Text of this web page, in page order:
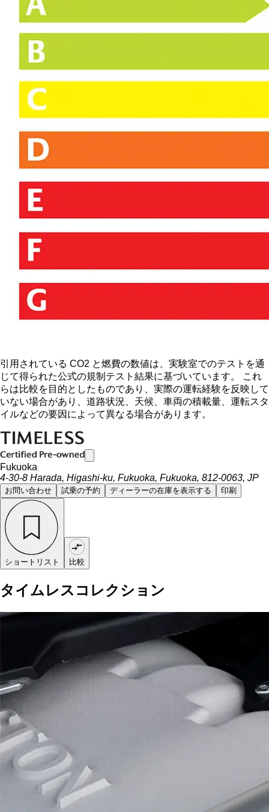
引用されている CO2 と燃費の数値は、実験室でのテストを通
じて得られた公式の規制テスト結果に基づいています。 これ
らは比較を目的としたものであり、実際の運転経験を反映して
いない場合があり、道路状況、天候、車両の積載量、運転スタ
イルなどの要因によって異なる場合があります。
Fukuoka
4-30-8 Harada, Higashi-ku, Fukuoka, Fukuoka, 812-0063, JP
お問い合わせ 試乗の予約 ディーラーの在庫を表示する 印刷
ショートリスト 比較
タイムレスコレクション